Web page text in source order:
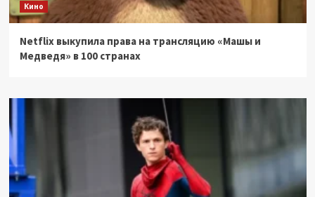
Кино
Netflix выкупила права на трансляцию «Машы и
Медведя» в 100 странах